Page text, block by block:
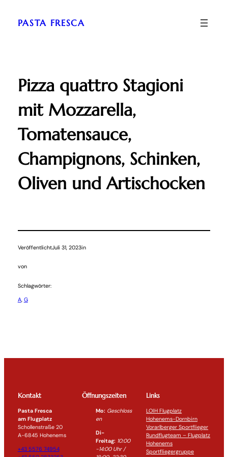
Inhalt
springen
PASTA FRESCA
Pizza quattro Stagioni
mit Mozzarella,
Tomatensauce,
Champignons, Schinken,
Oliven und Artischocken
VeröffentlichtJuli 31, 2023in
von
Schlagwörter:
A, G
Kontakt
Pasta Fresca
am Flugplatz
Schollenstraße 20
A-6845 Hohenems
+43 5576 74954
Öffnungszeiten
Mo: Geschloss
en
Di-
Freitag: 10:00
-14:00 Uhr /
Links
LOIH Flugplatz
Hohenems-Dornbirn
Vorarlberger Sportflieger
Rundflugteam – Flugplatz
Hohenems
Sportfliegergruppe